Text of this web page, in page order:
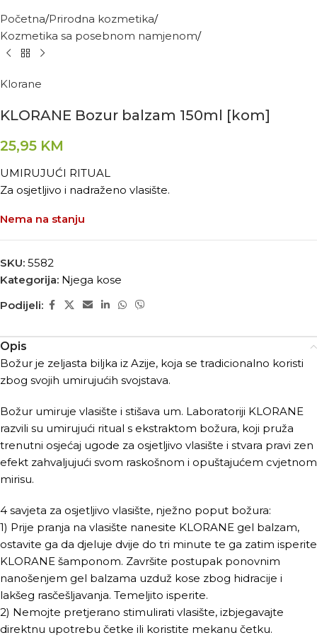
Početna Prirodna kozmetika
Kozmetika sa posebnom namjenom
Klorane
KLORANE Bozur balzam 150ml [kom]
25,95 KM
UMIRUJUĆI RITUAL
Za osjetljivo i nadraženo vlasište.
Nema na stanju
SKU: 5582
Kategorija: Njega kose
Podijeli:
Opis
Božur je zeljasta biljka iz Azije, koja se tradicionalno koristi
zbog svojih umirujućih svojstava.
Božur umiruje vlasište i stišava um. Laboratoriji KLORANE
razvili su umirujući ritual s ekstraktom božura, koji pruža
trenutni osjećaj ugode za osjetljivo vlasište i stvara pravi zen
efekt zahvaljujući svom raskošnom i opuštajućem cvjetnom
mirisu.
4 savjeta za osjetljivo vlasište, nježno poput božura:
1) Prije pranja na vlasište nanesite KLORANE gel balzam,
ostavite ga da djeluje dvije do tri minute te ga zatim isperite
KLORANE šamponom. Završite postupak ponovnim
nanošenjem gel balzama uzduž kose zbog hidracije i
lakšeg rasčešljavanja. Temeljito isperite.
2) Nemojte pretjerano stimulirati vlasište, izbjegavajte
direktnu upotrebu četke ili koristite mekanu četku.